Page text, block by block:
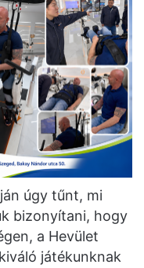
úgy tűnt, mi
bizonyítani, hogy
a Hevület
játékunknak